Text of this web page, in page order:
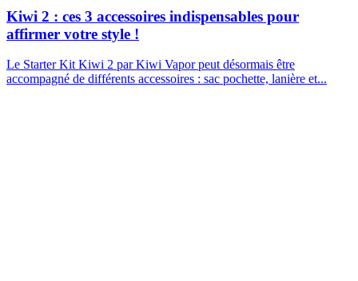
Kiwi 2 : ces 3 accessoires indispensables pour
affirmer votre style !
Le Starter Kit Kiwi 2 par Kiwi Vapor peut désormais être
accompagné de différents accessoires : sac pochette, lanière et...